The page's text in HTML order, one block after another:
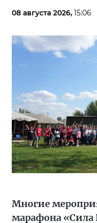
08 августа 2026, 15:06
Многие
марафона «Сила